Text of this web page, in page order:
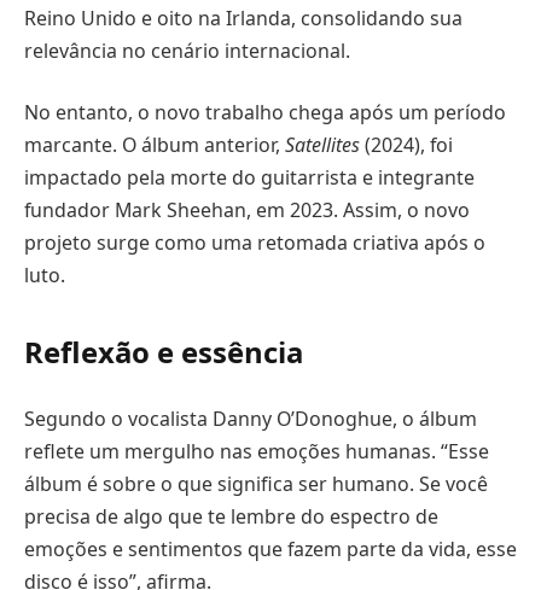
Reino Unido e oito na Irlanda, consolidando sua
relevância no cenário internacional.
No entanto, o novo trabalho chega após um período
marcante. O álbum anterior, Satellites(2024), foi
impactado pela morte do guitarrista e integrante
fundador Mark Sheehan, em 2023. Assim, o novo
projeto surge como uma retomada criativa após o
luto.
Reflexão e essência
Segundo o vocalista Danny O’Donoghue, o álbum
reflete um mergulho nas emoções humanas. “Esse
álbum é sobre o que significa ser humano. Se você
precisa de algo que te lembre do espectro de
emoções e sentimentos que fazem parte da vida, esse
disco é isso”, afirma.